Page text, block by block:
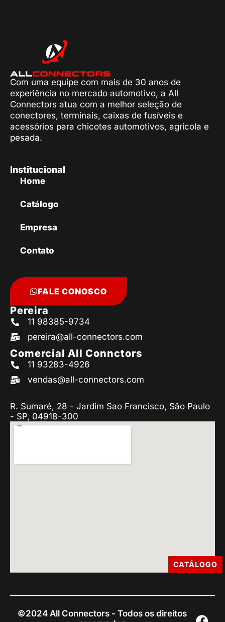
Com uma equipe com mais de 30 anos de
experiência no mercado automotivo, a All
Connectors atua com a melhor seleção de
conectores, terminais, caixas de fusíveis e
acessórios para chicotes automotivos, agrícola e
pesada.
Institucional
Home
Catálogo
Empresa
Contato
FALE CONOSCO
Pereira
11 98385-9734
pereira@all-connectors.com
Comercial All Connctors
11 93283-4926
vendas@all-connectors.com
R. Sumaré, 28 - Jardim Sao Francisco, São Paulo
- SP, 04918-300
©2024 All Connectors - Todos os direitos
CATÁLOGO